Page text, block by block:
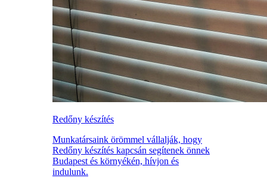
Redőny készítés
Munkatársaink örömmel vállalják, hogy
Redőny készítés kapcsán segítenek önnek
Budapest és környékén, hívjon és
indulunk.